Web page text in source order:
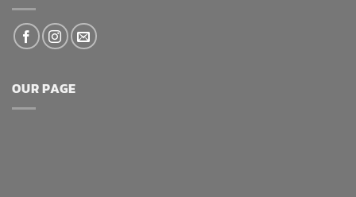
OUR PAGE